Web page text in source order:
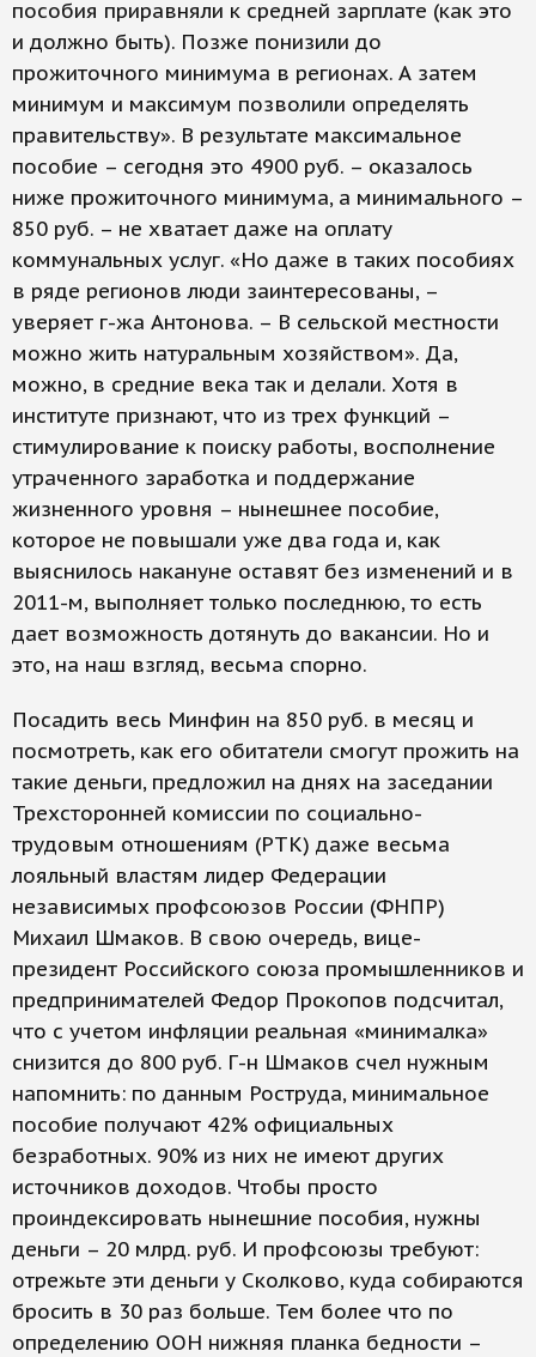
пособия приравняли к средней зарплате (как это
и должно быть). Позже понизили до
прожиточного минимума в регионах. А затем
минимум и максимум позволили определять
правительству». В результате максимальное
пособие – сегодня это 4900 руб. – оказалось
ниже прожиточного минимума, а минимального –
850 руб. – не хватает даже на оплату
коммунальных услуг. «Но даже в таких пособиях
в ряде регионов люди заинтересованы, –
уверяет г-жа Антонова. – В сельской местности
можно жить натуральным хозяйством». Да,
можно, в средние века так и делали. Хотя в
институте признают, что из трех функций –
стимулирование к поиску работы, восполнение
утраченного заработка и поддержание
жизненного уровня – нынешнее пособие,
которое не повышали уже два года и, как
выяснилось накануне оставят без изменений и в
2011-м, выполняет только последнюю, то есть
дает возможность дотянуть до вакансии. Но и
это, на наш взгляд, весьма спорно.
Посадить весь Минфин на 850 руб. в месяц и
посмотреть, как его обитатели смогут прожить на
такие деньги, предложил на днях на заседании
Трехсторонней комиссии по социально-
трудовым отношениям (РТК) даже весьма
лояльный властям лидер Федерации
независимых профсоюзов России (ФНПР)
Михаил Шмаков. В свою очередь, вице-
президент Российского союза промышленников и
предпринимателей Федор Прокопов подсчитал,
что с учетом инфляции реальная «минималка»
снизится до 800 руб. Г-н Шмаков счел нужным
напомнить: по данным Роструда, минимальное
пособие получают 42% официальных
безработных. 90% из них не имеют других
источников доходов. Чтобы просто
проиндексировать нынешние пособия, нужны
деньги – 20 млрд. руб. И профсоюзы требуют:
отрежьте эти деньги у Сколково, куда собираются
бросить в 30 раз больше. Тем более что по
определению ООН нижняя планка бедности –